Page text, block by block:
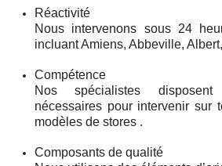
Réactivité
Nous intervenons sous 24
incluant Amiens, Abbeville,
Compétence
Nos spécialistes
nécessaires pour intervenir sur
modèles de stores .
Composants de qualité